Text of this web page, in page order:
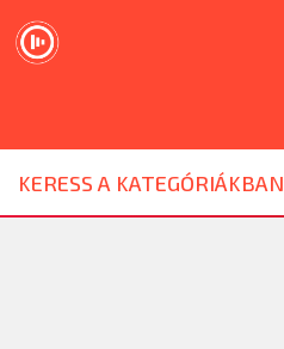
KERESS A KATEGÓRIÁKBAN
DJ ESZKÖZ
HANGTECHNIKA